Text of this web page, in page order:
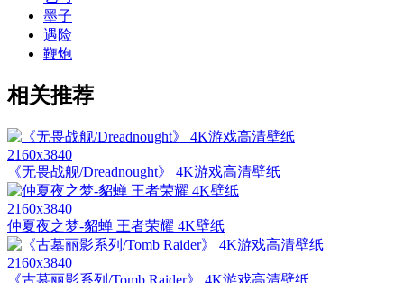
墨子
遇险
鞭炮
相关推荐
2160x3840
《无畏战舰/Dreadnought》 4K游戏高清壁纸
2160x3840
仲夏夜之梦-貂蝉 王者荣耀 4K壁纸
2160x3840